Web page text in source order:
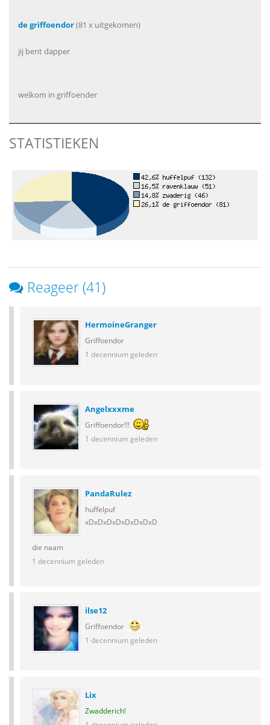
de griffoendor(81 x uitgekomen)
jij bent dapper
welkom in griffoender
STATISTIEKEN
Reageer (41)
HermoineGranger
Griffoendor
1 decennium geleden
Angelxxxme
Griffoendor!!!
1 decennium geleden
PandaRulez
huffelpuf
xDxDxDxDxDxDxDxD
die naam
1 decennium geleden
ilse12
Griffoendor
1 decennium geleden
Lix
Zwadderich!